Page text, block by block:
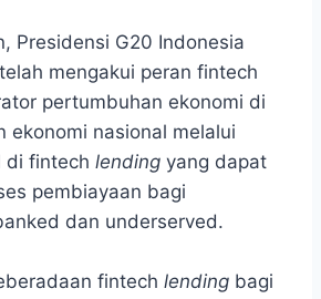
Presidensi G20 Indonesia
mengakui peran fintech
pertumbuhan ekonomi di
ekonomi nasional melalui
di fintech lending yang dapat
pembiayaan bagi
dan underserved.
fintech lending bagi